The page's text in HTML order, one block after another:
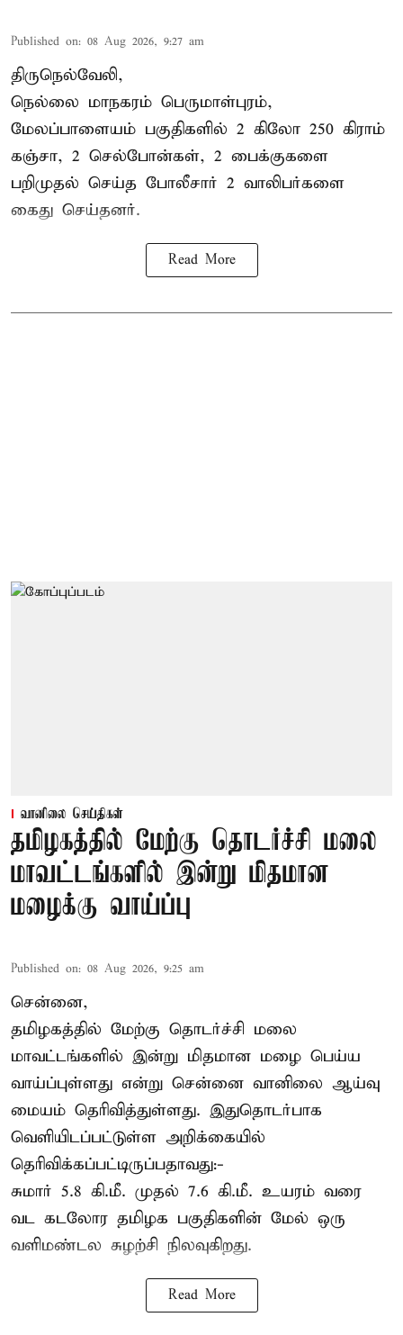
Published on: 08 Aug 2026, 9:27 am
திருநெல்வேலி,
நெல்லை மாநகரம் பெருமாள்புரம்,
மேலப்பாளையம் பகுதிகளில் 2 கிலோ 250 கிராம்
கஞ்சா, 2 செல்போன்கள், 2 பைக்குகளை
பறிமுதல் செய்த போலீசார் 2 வாலிபர்களை
கைது செய்தனர்.
Read More
வானிலை செய்திகள்
தமிழகத்தில் மேற்கு தொடர்ச்சி மலை
மாவட்டங்களில் இன்று மிதமான
மழைக்கு வாய்ப்பு
Published on: 08 Aug 2026, 9:25 am
சென்னை,
தமிழகத்தில் மேற்கு தொடர்ச்சி மலை
மாவட்டங்களில் இன்று மிதமான மழை பெய்ய
வாய்ப்புள்ளது என்று சென்னை வானிலை ஆய்வு
மையம் தெரிவித்துள்ளது. இதுதொடர்பாக
வெளியிடப்பட்டுள்ள அறிக்கையில்
தெரிவிக்கப்பட்டிருப்பதாவது:-
சுமார் 5.8 கி.மீ. முதல் 7.6 கி.மீ. உயரம் வரை
வட கடலோர தமிழக பகுதிகளின் மேல் ஒரு
வளிமண்டல சுழற்சி நிலவுகிறது.
Read More